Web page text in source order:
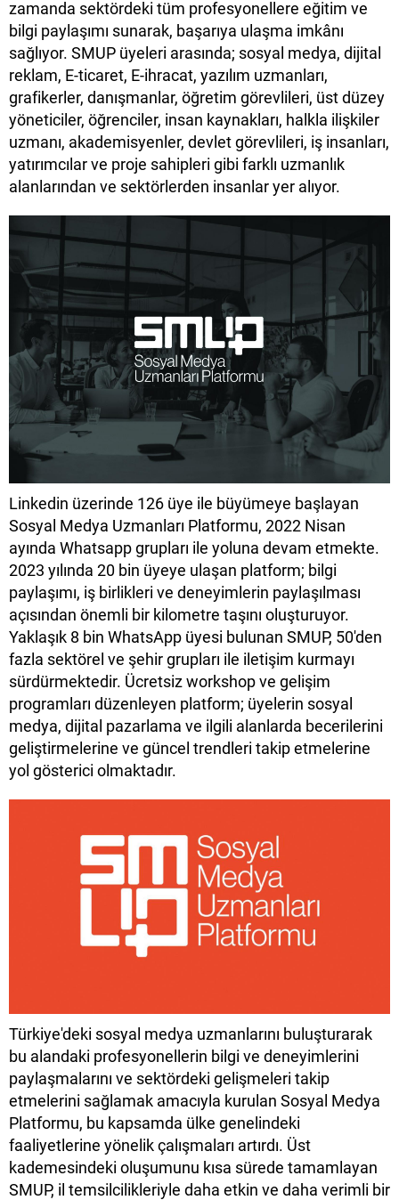
zamanda sektördeki tüm profesyonellere eğitim ve
bilgi paylaşımı sunarak, başarıya ulaşma imkânı
sağlıyor. SMUP üyeleri arasında; sosyal medya, dijital
reklam, E-ticaret, E-ihracat, yazılım uzmanları,
grafikerler, danışmanlar, öğretim görevlileri, üst düzey
yöneticiler, öğrenciler, insan kaynakları, halkla ilişkiler
uzmanı, akademisyenler, devlet görevlileri, iş insanları,
yatırımcılar ve proje sahipleri gibi farklı uzmanlık
alanlarından ve sektörlerden insanlar yer alıyor.
Linkedin üzerinde 126 üye ile büyümeye başlayan
Sosyal Medya Uzmanları Platformu, 2022 Nisan
ayında Whatsapp grupları ile yoluna devam etmekte.
2023 yılında 20 bin üyeye ulaşan platform; bilgi
paylaşımı, iş birlikleri ve deneyimlerin paylaşılması
açısından önemli bir kilometre taşını oluşturuyor.
Yaklaşık 8 bin WhatsApp üyesi bulunan SMUP, 50'den
fazla sektörel ve şehir grupları ile iletişim kurmayı
sürdürmektedir. Ücretsiz workshop ve gelişim
programları düzenleyen platform; üyelerin sosyal
medya, dijital pazarlama ve ilgili alanlarda becerilerini
geliştirmelerine ve güncel trendleri takip etmelerine
yol gösterici olmaktadır.
Türkiye'deki sosyal medya uzmanlarını buluşturarak
bu alandaki profesyonellerin bilgi ve deneyimlerini
paylaşmalarını ve sektördeki gelişmeleri takip
etmelerini sağlamak amacıyla kurulan Sosyal Medya
Platformu, bu kapsamda ülke genelindeki
faaliyetlerine yönelik çalışmaları artırdı. Üst
kademesindeki oluşumunu kısa sürede tamamlayan
SMUP, il temsilcilikleriyle daha etkin ve daha verimli bir